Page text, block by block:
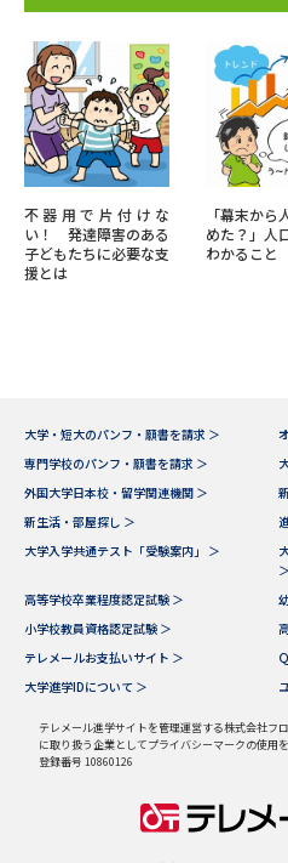
不器用で片付けな
い！ 発達障害のある
子どもたちに必要な支
援とは
「幕末から
めた？」人
わかること
大学・短大のパンフ・願書を請求 ＞
専門学校のパンフ・願書を請求 ＞
外国大学日本校・留学関連機関 ＞
新生活・部屋探し ＞
大学入学共通テスト「受験案内」 ＞
＞
高等学校卒業程度認定試験 ＞
小学校教員資格認定試験 ＞
テレメールお支払いサイト ＞
大学進学IDについて ＞
テレメール進学サイトを管理運営する株式会社フ
に取り扱う企業としてプライバシーマークの使用
登録番号 10860126